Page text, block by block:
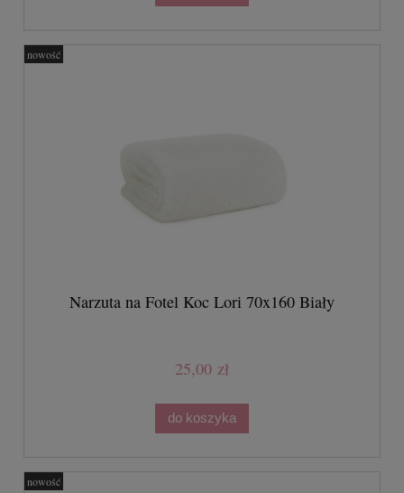
Narzuta na Fotel Koc Lori 70x160 Biały
25,00 zł
do koszyka
nowość
nowość